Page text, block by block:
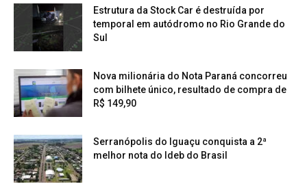
Estrutura da Stock Car é destruída por
temporal em autódromo no Rio Grande do
Sul
Nova milionária do Nota Paraná concorreu
com bilhete único, resultado de compra de
R$ 149,90
Serranópolis do Iguaçu conquista a 2ª
melhor nota do Ideb do Brasil